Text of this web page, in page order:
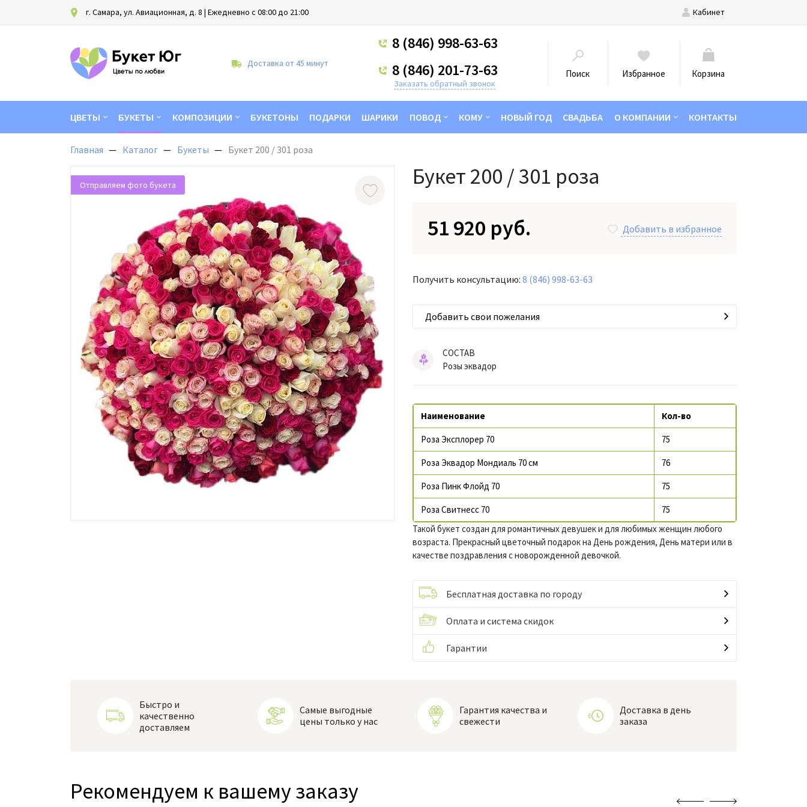
г. Самара, ул. Авиационная, д. 8 | Ежедневно с 08:00 до 21:00 Кабинет
Доставка от 45 минут
8 (846) 998-63-63
8 (846) 201-73-63
Заказать обратный звонок
Поиск Избранное Корзина
ЦВЕТЫ БУКЕТЫ КОМПОЗИЦИИ БУКЕТОНЫ ПОДАРКИ ШАРИКИ ПОВОД КОМУ НОВЫЙ ГОД СВАДЬБА О КОМПАНИИ КОНТАКТЫ
Главная Каталог Букеты Букет 200 / 301 роза
Отправляем фото букета
Букет 200 / 301 роза
51 920 руб.
Добавить в избранное
Получить консультацию: 8 (846) 998-63-63
Добавить свои пожелания
СОСТАВ
Розы эквадор
Наименование Кол-во
Роза Эксплорер 70 75
Роза Эквадор Мондиаль 70 см 76
Роза Пинк Флойд 70 75
Роза Свитнесс 70
75
Такой букет создан для романтичных девушек и для любимых женщин любого
возраста. Прекрасный цветочный подарок на День рождения, День матери или в
качестве поздравления с новорожденной девочкой.
Бесплатная доставка по городу
Оплата и система скидок
Гарантии
Быстро и
качественно
доставляем
Самые выгодные
цены только у нас
Гарантия качества и
свежести
Доставка в день
заказа
Рекомендуем к вашему заказу